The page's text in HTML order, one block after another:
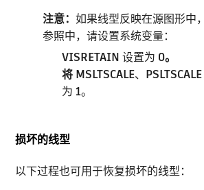
注意：如果线型反映在源图形中
参照中，请设置系统变量：
VISRETAIN 设置为 0。
将 MSLTSCALE、 PSLTSCALE
为1。
损坏的线型
以下过程也可用于恢复损坏的线型：